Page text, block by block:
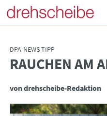
DPA-NEWS-TIPP
:RAUCHEN AM
von drehscheibe-Redaktion